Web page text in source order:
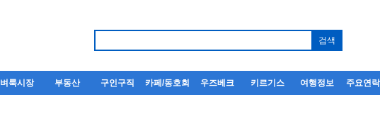
벼룩시장 부동산 구인구직 카페/동호회 우즈베크 키르기스 여행정보 주요연